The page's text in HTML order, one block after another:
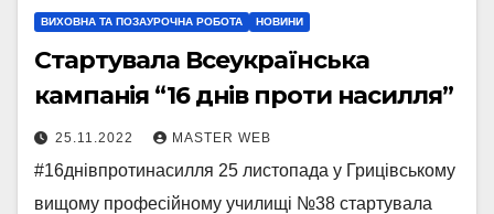
ВИХОВНА ТА ПОЗАУРОЧНА РОБОТА НОВИНИ
Cтартувала Всеукраїнська
кампанія “16 днів проти насилля”
25.11.2022 MASTER WEB
#16днівпротинасилля 25 листопада у Грицівському
вищому професійному училищі №38 стартувала